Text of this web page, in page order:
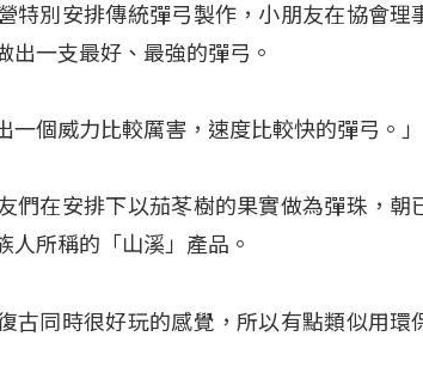
特別安排傳統彈弓製作，小朋友在協會理
出一支最好、最強的彈弓。
一個威力比較厲害，速度比較快的彈弓。」
們在安排下以茄苳樹的果實做為彈珠，
人所稱的「山溪」產品。
古同時很好玩的感覺，所以有點類似用